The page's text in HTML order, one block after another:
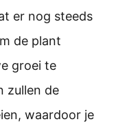
er nog steeds
de plant
groei te
zullen de
waardoor je